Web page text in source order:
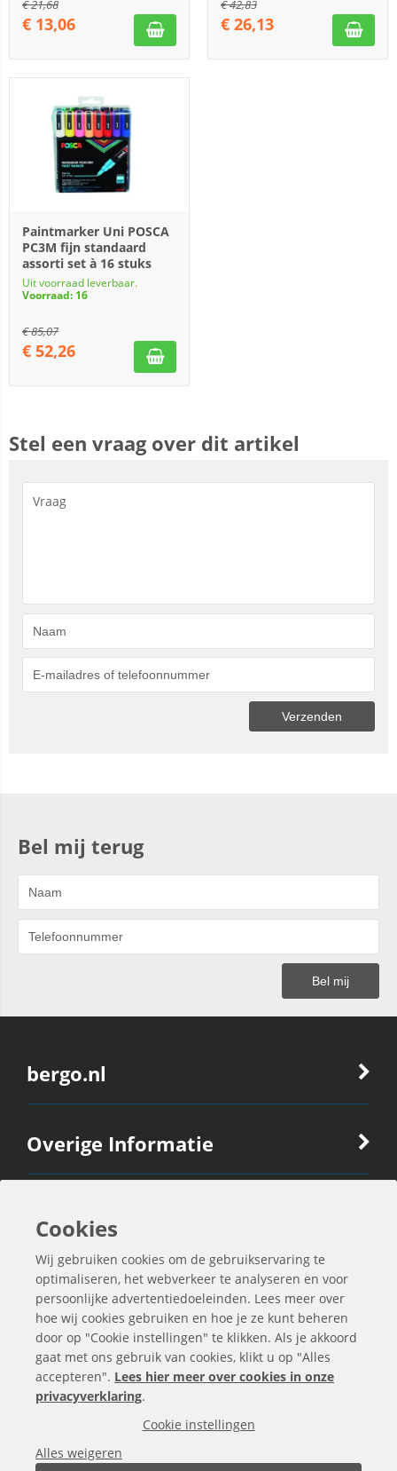
€21,68
€ 13,06
€42,83
€ 26,13
Paintmarker Uni POSCA
PC3M fijn standaard
assorti set à 16 stuks
Uit voorraad leverbaar.
Voorraad: 16
€85,07
€ 52,26
Stel een vraag over dit artikel
Bel mij terug
bergo.nl
Overige Informatie
Ook Interessant
Contactgegevens
Cookies
Wij gebruiken cookies om de gebruikservaring te
optimaliseren, het webverkeer te analyseren en voor
persoonlijke advertentiedoeleinden. Lees meer over
hoe wij cookies gebruiken en hoe je ze kunt beheren
door op "Cookie instellingen" te klikken. Als je akkoord
gaat met ons gebruik van cookies, klikt u op "Alles
accepteren". Lees hier meer over cookies in onze
privacyverklaring.
Cookie instellingen
Alles weigeren